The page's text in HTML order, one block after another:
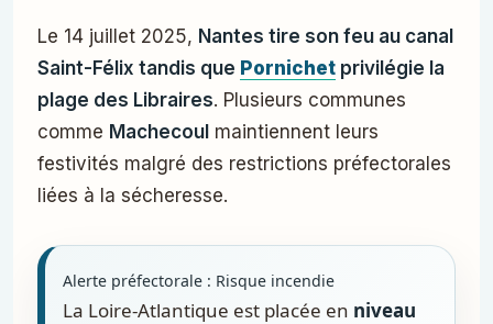
Le 14 juillet 2025, Nantes tire son feu au canal
Saint-Félix tandis que Pornichet privilégie la
plage des Libraires. Plusieurs communes
comme Machecoul maintiennent leurs
festivités malgré des restrictions préfectorales
liées à la sécheresse.
Alerte préfectorale : Risque incendie
La Loire-Atlantique est placée en niveau